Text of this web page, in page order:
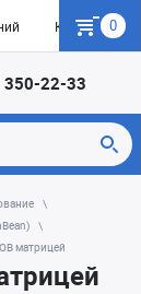
Как купить
0
350-22-33
матрицей